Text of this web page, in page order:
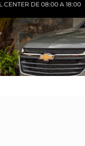
CENTER DE 08:00 A 18:00